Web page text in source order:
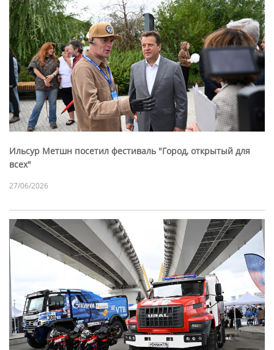
Ильсур Метшн посетил фестиваль "Город, открытый для
всех"
27/06/2026